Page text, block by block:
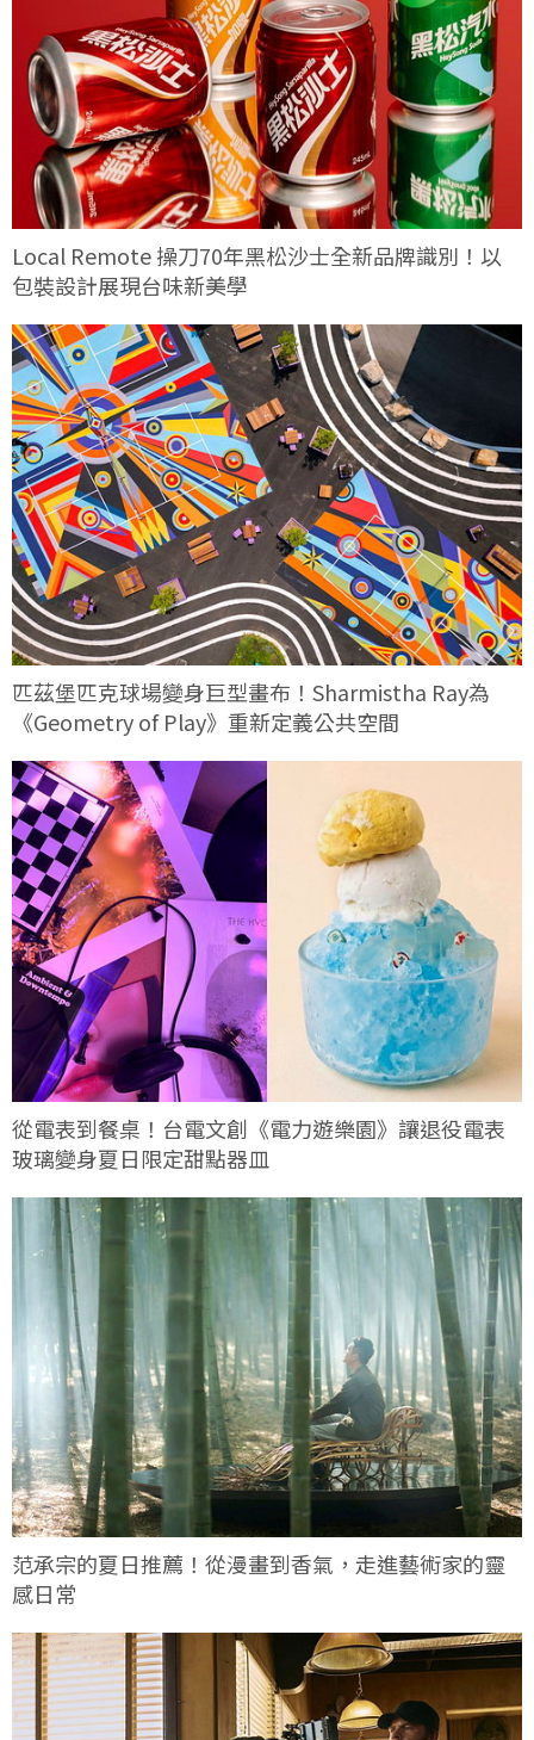
Local Remote 操刀70年黑松沙士全新品牌識別！以
包裝設計展現台味新美學
匹茲堡匹克球場變身巨型畫布！Sharmistha Ray為
《Geometry of Play》重新定義公共空間
從電表到餐桌！台電文創《電力遊樂園》讓退役電表
玻璃變身夏日限定甜點器皿
范承宗的夏日推薦！從漫畫到香氣，走進藝術家的靈
感日常